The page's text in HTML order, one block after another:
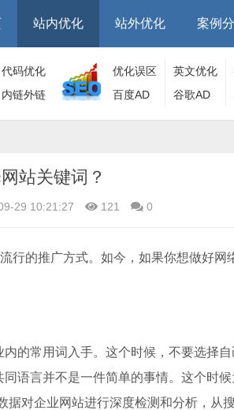
站内优化 站外优化 案例
代码优化
内链外链
优化误区 英文优化
百度AD
谷歌AD
站关键词？
29 10:21:27 121 0
行的推广方式。如今，如果你想做好网
的常用词入手。这个时候，不要选择
语言并不是一件简单的事情。这个时
据对企业网站进行深度检测和分析，从